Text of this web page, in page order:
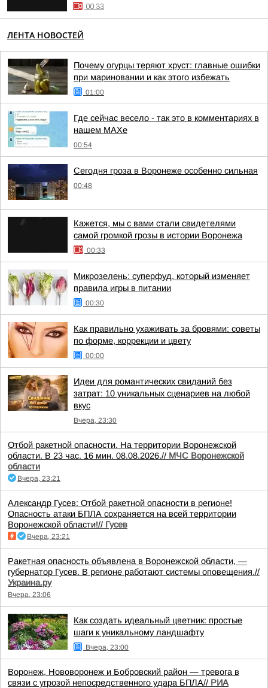
00:33
ЛЕНТА НОВОСТЕЙ
Почему огурцы теряют хруст: главные ошибки
при мариновании и как этого избежать
01:00
Где сейчас весело - так это в комментариях в
нашем МАХе
00:54
Сегодня гроза в Воронеже особенно сильная
00:48
Кажется, мы с вами стали свидетелями
самой громкой грозы в истории Воронежа
00:33
Микрозелень: суперфуд, который изменяет
правила игры в питании
00:30
Как правильно ухаживать за бровями: советы
по форме, коррекции и цвету
00:00
Идеи для романтических свиданий без
затрат: 10 уникальных сценариев на любой
вкус
Вчера, 23:30
Отбой ракетной опасности. На территории Воронежской
области. В 23 час. 16 мин. 08.08.2026.// МЧС Воронежской
области
Вчера, 23:21
Александр Гусев: Отбой ракетной опасности в регионе!
Опасность атаки БПЛА сохраняется на всей территории
Воронежской области!// Гусев
Вчера, 23:21
Ракетная опасность объявлена в Воронежской области, —
губернатор Гусев. В регионе работают системы оповещения.//
Украина.ру
Вчера, 23:06
Как создать идеальный цветник: простые
шаги к уникальному ландшафту
Вчера, 23:00
Воронеж, Нововоронеж и Бобровский район — тревога в
связи с угрозой непосредственного удара БПЛА// РИА